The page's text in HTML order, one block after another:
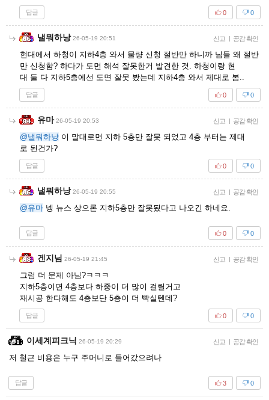
답글 0
0
낼뭐하낭 26-05-19 20:51 신고 | 공감 확인
현대에서 하청이 지하4층 와서 물량 신청 절반만 하니까 님들 왜 절반
만 신청함? 하다가 도면 해석 잘못한거 발견한 것. 하청이랑 현
대 둘 다 지하5층에선 도면 잘못 봤는데 지하4층 와서 제대로 봄..
답글 0
0
유마 26-05-19 20:53 신고 | 공감 확인
@낼뭐하낭 이 말대로면 지하 5층만 잘못 되었고 4층 부터는 제대
로 된건가?
답글 0
0
낼뭐하낭 26-05-19 20:55 신고 | 공감 확인
@유마 넹 뉴스 상으론 지하5층만 잘못됬다고 나오긴 하네요.
답글 0
0
겐지님 26-05-19 21:45 신고 | 공감 확인
그럼 더 문제 아님?ㅋㅋㅋ
지하5층이면 4층보다 하중이 더 많이 걸릴거고
재시공 한다해도 4층보단 5층이 더 빡실텐데?
답글 0
0
이세계피크닉 26-05-19 20:29 신고 | 공감 확인
저 철근 비용은 누구 주머니로 들어갔으려나
답글 0
3